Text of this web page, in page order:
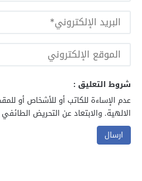
شروط التعليق :
عدم الإساءة للكاتب أو للأشخاص أو
الالهية. والابتعاد عن التحريض